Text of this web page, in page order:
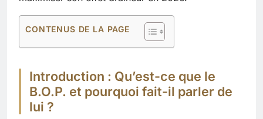
CONTENUS DE LA PAGE
Introduction : Qu’est-ce que le
B.O.P. et pourquoi fait-il parler de
lui ?